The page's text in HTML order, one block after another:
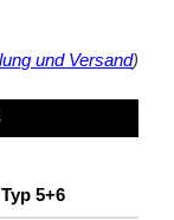
und Versand)
5+6